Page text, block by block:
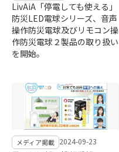
LivAiA「停電しても使える」
防災LED電球シリーズ、音声
操作防災電球及びリモコン操
作防災電球２製品の取り扱い
を開始。
メディア掲載 2024-09-23